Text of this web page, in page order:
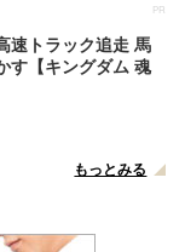
PR
速トラック追走 馬
す【キングダム 魂
もっとみる